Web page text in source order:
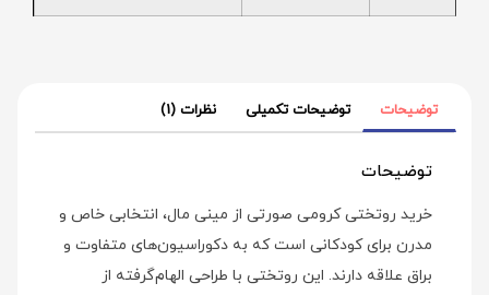
توضیحات توضیحات تکمیلی نظرات (1)
توضیحات
خرید روتختی کرومی صورتی از مینی‌ مال، انتخابی خاص و
مدرن برای کودکانی است که به دکوراسیون‌های متفاوت و
براق علاقه دارند. این روتختی با طراحی الهام‌گرفته از